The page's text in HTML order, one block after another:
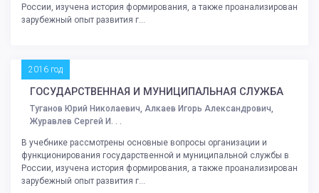
России, изучена история формирования, а также проанализирован
зарубежный опыт развития г...
2016 год
ГОСУДАРСТВЕННАЯ И МУНИЦИПАЛЬНАЯ СЛУЖБА
Туганов Юрий Николаевич, Алкаев Игорь Александрович,
Журавлев Сергей И. . .
В учебнике рассмотрены основные вопросы организации и
функционирования государственной и муниципальной службы в
России, изучена история формирования, а также проанализирован
зарубежный опыт развития г...